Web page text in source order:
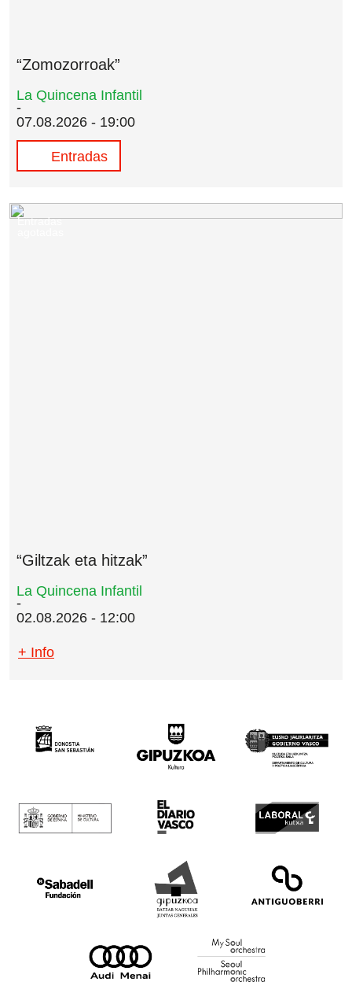
“Zomozorroak”
La Quincena Infantil
07.08.2026 - 19:00
Entradas
Entradas
“Giltzak eta hitzak”
La Quincena Infantil
02.08.2026 - 12:00
+ Info